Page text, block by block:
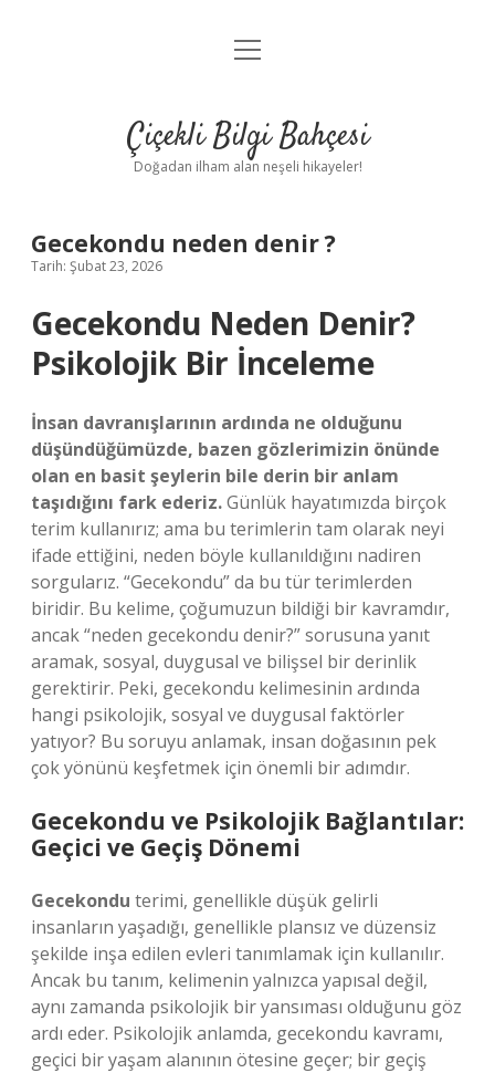
Anasayfa
Yasal Uyarı
menüyü
Çiçekli Bilgi Bahçesi
Doğadan ilham alan neşeli hikayeler!
Gecekondu neden denir ?
Tarih: Şubat 23, 2026
Gecekondu Neden Denir?
Psikolojik Bir İnceleme
İnsan davranışlarının ardında ne olduğunu
düşündüğümüzde, bazen gözlerimizin önünde
olan en basit şeylerin bile derin bir anlam
taşıdığını fark ederiz.Günlük hayatımızda birçok
terim kullanırız; ama bu terimlerin tam olarak neyi
ifade ettiğini, neden böyle kullanıldığını nadiren
sorgularız. “Gecekondu” da bu tür terimlerden
biridir. Bu kelime, çoğumuzun bildiği bir kavramdır,
ancak “neden gecekondu denir?” sorusuna yanıt
aramak, sosyal, duygusal ve bilişsel bir derinlik
gerektirir. Peki, gecekondu kelimesinin ardında
hangi psikolojik, sosyal ve duygusal faktörler
yatıyor? Bu soruyu anlamak, insan doğasının pek
çok yönünü keşfetmek için önemli bir adımdır.
Gecekondu ve Psikolojik Bağlantılar:
Geçici ve Geçiş Dönemi
Gecekondu terimi, genellikle düşük gelirli
insanların yaşadığı, genellikle plansız ve düzensiz
şekilde inşa edilen evleri tanımlamak için kullanılır.
Ancak bu tanım, kelimenin yalnızca yapısal değil,
aynı zamanda psikolojik bir yansıması olduğunu göz
ardı eder. Psikolojik anlamda, gecekondu kavramı,
geçici bir yaşam alanının ötesine geçer; bir geçiş